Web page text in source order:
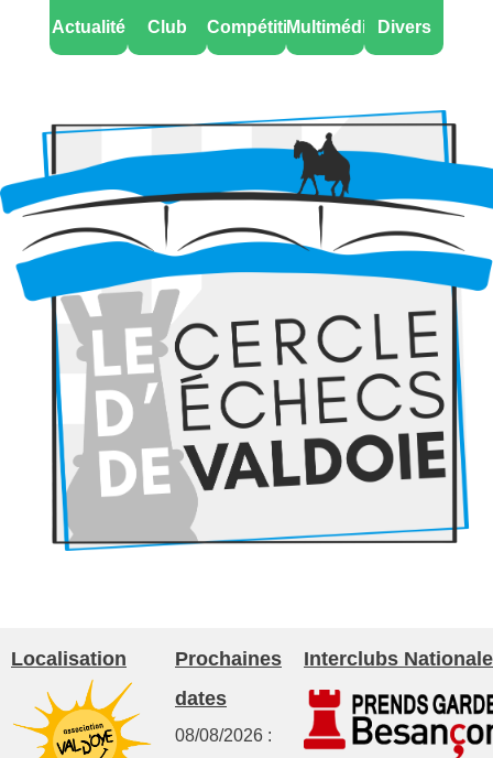
Actualité Club CompétitionsMultimédia Divers
Localisation
Prochaines
dates
08/08/2026 :
Interclubs